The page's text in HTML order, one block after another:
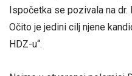
Ispočetka se pozivala na dr.
Očito je jedini cilj njene
HDZ-u“.